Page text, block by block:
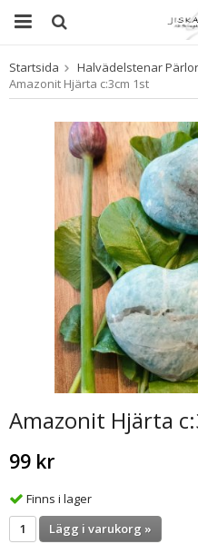
Produkten har
Startsida Halvädelstenar
Amazonit Hjärta c:3cm 1st
Amazonit Hjärta
99 kr
Finns i lager
Lägg i varukorg »